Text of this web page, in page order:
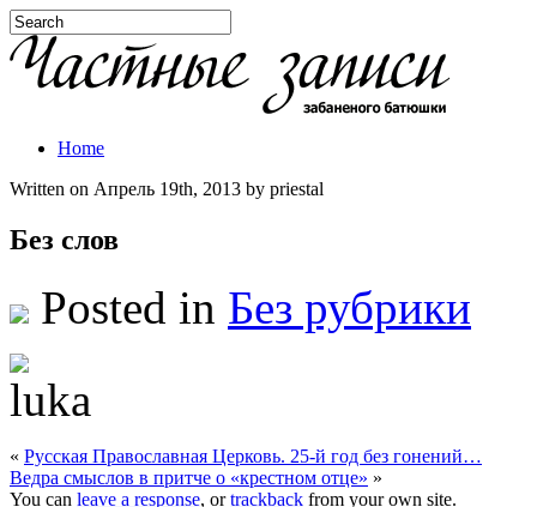
Home
Written on Апрель 19th, 2013 by priestal
Без слов
Posted in Без рубрики
« Русская Православная Церковь. 25-й год без гонений…
Ведра смыслов в притче о «крестном отце» »
You can leave a response, ortrackback from your own site.